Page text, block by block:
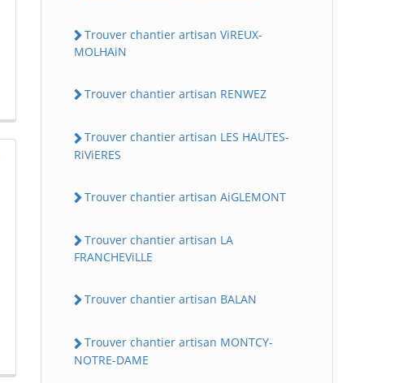
Trouver chantier artisan ViREUX-
MOLHAiN
Trouver chantier artisan RENWEZ
Trouver chantier artisan LES HAUTES-
RiViERES
Trouver chantier artisan AiGLEMONT
Trouver chantier artisan LA
FRANCHEViLLE
Trouver chantier artisan BALAN
Trouver chantier artisan MONTCY-
NOTRE-DAME